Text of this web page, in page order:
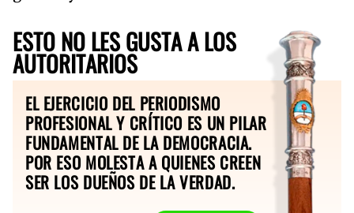
ESTO NO LES GUSTA A LOS
AUTORITARIOS
EL EJERCICIO DEL PERIODISMO
PROFESIONAL Y CRÍTICO ES UN PILAR
FUNDAMENTAL DE LA DEMOCRACIA.
POR ESO MOLESTA A QUIENES CREEN
SER LOS DUEÑOS DE LA VERDAD.